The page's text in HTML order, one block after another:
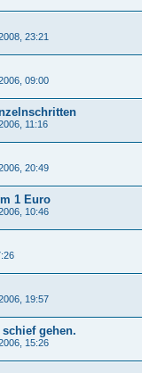
23:21
09:00
11:16
20:49
1 Euro
10:46
19:57
gehen.
15:26